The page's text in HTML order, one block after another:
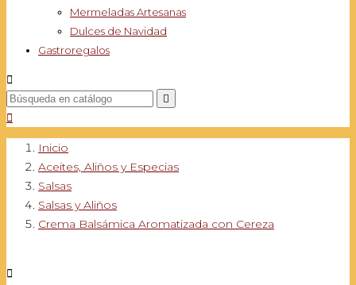
Mermeladas Artesanas
Dulces de Navidad
Gastroregalos



Inicio
Aceites, Aliños y Especias
Salsas
Salsas y Aliños
Crema Balsámica Aromatizada con Cereza
